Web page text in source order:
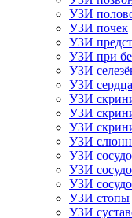
УЗИ
УЗИ почек
УЗИ
УЗИ при
УЗИ
УЗИ сердца
УЗИ
УЗИ
УЗИ
УЗИ
УЗИ
УЗИ
УЗИ
УЗИ стопы
УЗИ